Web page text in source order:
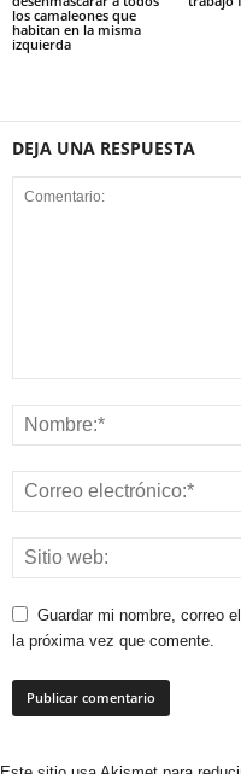
los camaleones que
habitan en la misma
izquierda
DEJA UNA RESPUESTA
Guardar mi nombre, correo
la próxima vez que comente.